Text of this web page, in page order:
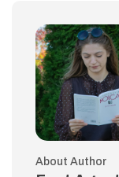
About Author